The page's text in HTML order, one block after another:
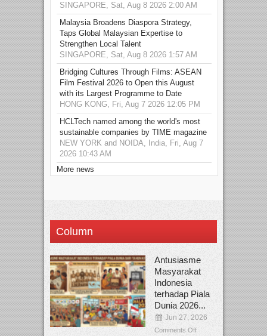
SINGAPORE, Sat, Aug 8 2026 2:00 AM
Malaysia Broadens Diaspora Strategy,
Taps Global Malaysian Expertise to
Strengthen Local Talent
SINGAPORE, Sat, Aug 8 2026 1:57 AM
Bridging Cultures Through Films: ASEAN
Film Festival 2026 to Open this August
with its Largest Programme to Date
HONG KONG, Fri, Aug 7 2026 12:05 PM
HCLTech named among the world's most
sustainable companies by TIME magazine
NEW YORK and NOIDA, India, Fri, Aug 7
2026 10:43 AM
More news
Column
Antusiasme
Masyarakat
Indonesia
terhadap Piala
Dunia 2026...
Jun 27, 2026
Comments Off